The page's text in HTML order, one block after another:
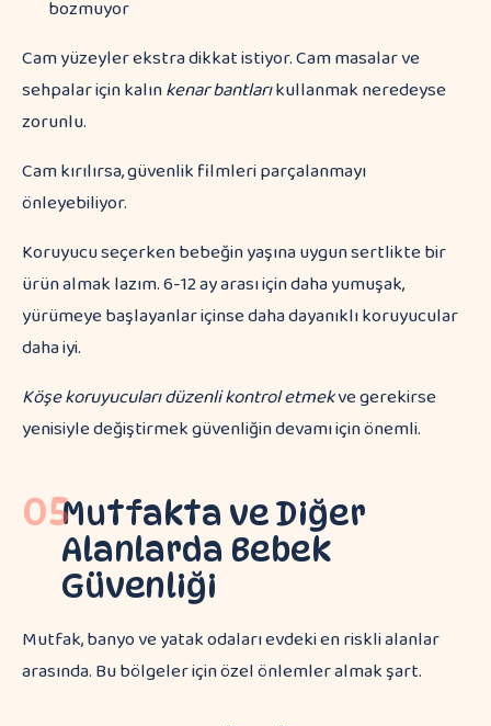
bozmuyor
Cam yüzeyler ekstra dikkat istiyor. Cam masalar ve
sehpalar için kalınkenar bantlarıkullanmak neredeyse
zorunlu.
Cam kırılırsa, güvenlik filmleri parçalanmayı
önleyebiliyor.
Koruyucu seçerken bebeğin yaşına uygun sertlikte bir
ürün almak lazım. 6-12 ay arası için daha yumuşak,
yürümeye başlayanlar içinse daha dayanıklı koruyucular
daha iyi.
Köşe koruyucuları düzenli kontrol etmekve gerekirse
yenisiyle değiştirmek güvenliğin devamı için önemli.
05Mutfakta ve Diğer
Alanlarda Bebek
Güvenliği
Mutfak, banyo ve yatak odaları evdeki en riskli alanlar
arasında. Bu bölgeler için özel önlemler almak şart.